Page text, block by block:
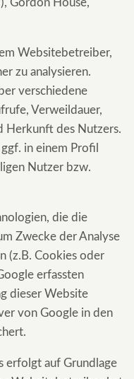
Gordon House,
Websitebetreiber,
zu analysieren.
verschiedene
Verweildauer,
Herkunft des Nutzers.
in einem Profil
Nutzer bzw.
die die
Zwecke der Analyse
(z.B. Cookies oder
erfassten
dieser Website
von Google in den
erfolgt auf Grundlage